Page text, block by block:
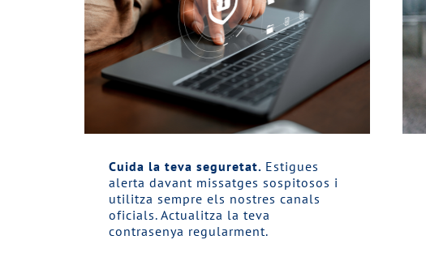
Cuida la teva seguretat. Estigues
alerta davant missatges sospitosos i
utilitza sempre els nostres canals
oficials. Actualitza la teva
contrasenya regularment.